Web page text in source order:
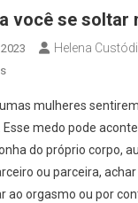
você se soltar
Helena
Em
Dicas
Para
Você
Se
Soltar
mulheres
Esse medo pode
do próprio corpo,
ou parceira, achar
ao orgasmo ou por